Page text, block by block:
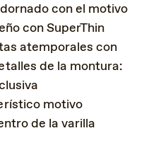
con el motivo
con SuperThin
atemporales con
de la montura:
motivo
de la varilla